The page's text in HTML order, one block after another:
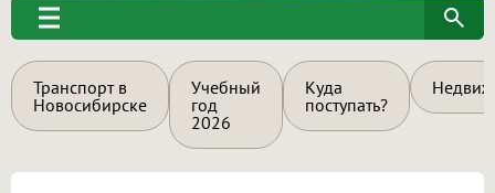
Транспорт в
Новосибирске
Учебный
год
2026
Куда
поступать?